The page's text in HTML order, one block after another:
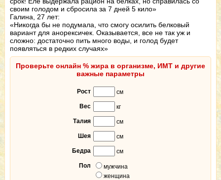
своим голодом и сбросила за 7 дней 5 кило»
Галина, 27 лет:
«Никогда бы не подумала, что смогу осилить белковый
вариант для анорексичек. Оказывается, все не так уж и
сложно: достаточно пить много воды, и голод будет
появляться в редких случаях»
Проверьте онлайн % жира в организме, ИМТ и другие
важные параметры
Рост см
Вес кг
Талия см
Шея см
Бедра см
Пол
мужчина
женщина